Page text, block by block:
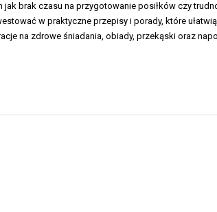
jak brak czasu na przygotowanie posiłków czy
w praktyczne przepisy i porady, które
na zdrowe śniadania, obiady, przekąski oraz